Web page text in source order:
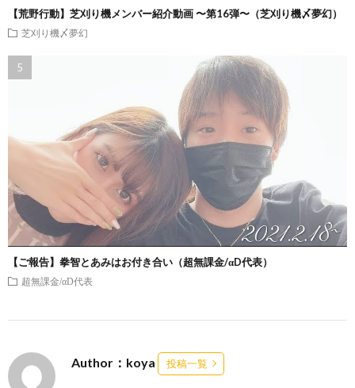
【荒野行動】芝刈り機メンバー紹介動画 〜第16弾〜（芝刈り機〆夢幻）
芝刈り機〆夢幻
【ご報告】拳智とあみはお付き合い（超無課金/αD代表）
超無課金/αD代表
Author：koya 投稿一覧